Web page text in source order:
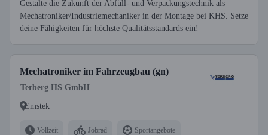
Gestalte die Zukunft der Abfüll- und Verpackungstechnik als
Mechatroniker/Industriemechaniker in der Montage bei KHS. Setze
deine Fähigkeiten für höchste Qualitätsstandards ein!
Mechatroniker im Fahrzeugbau (gn)
Terberg HS GmbH
Emstek
Vollzeit Jobrad Sportangebote